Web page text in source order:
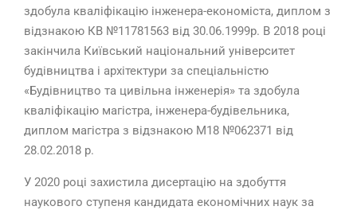
здобула кваліфікацію інженера-економіста, диплом з
відзнакою КВ №11781563 від 30.06.1999р. В 2018 році
закінчила Київський національний університет
будівництва і архітектури за спеціальністю
«Будівництво та цивільна інженерія» та здобула
кваліфікацію магістра, інженера-будівельника,
диплом магістра з відзнакою М18 №062371 від
28.02.2018 р.
У 2020 році захистила дисертацію на здобуття
наукового ступеня кандидата економічних наук за